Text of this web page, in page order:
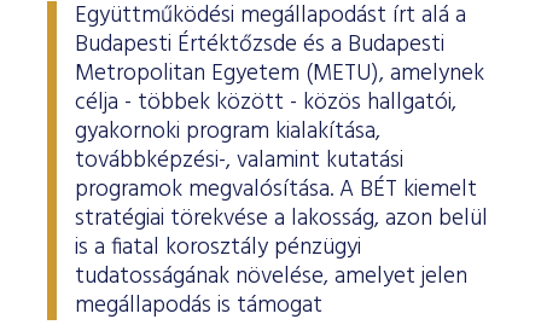
Együttműködési megállapodást írt alá a
Budapesti Értéktőzsde és a Budapesti
Metropolitan Egyetem (METU), amelynek
célja - többek között - közös hallgatói,
gyakornoki program kialakítása,
továbbképzési-, valamint kutatási
programok megvalósítása. A BÉT kiemelt
stratégiai törekvése a lakosság, azon belül
is a fiatal korosztály pénzügyi
tudatosságának növelése, amelyet jelen
megállapodás is támogat